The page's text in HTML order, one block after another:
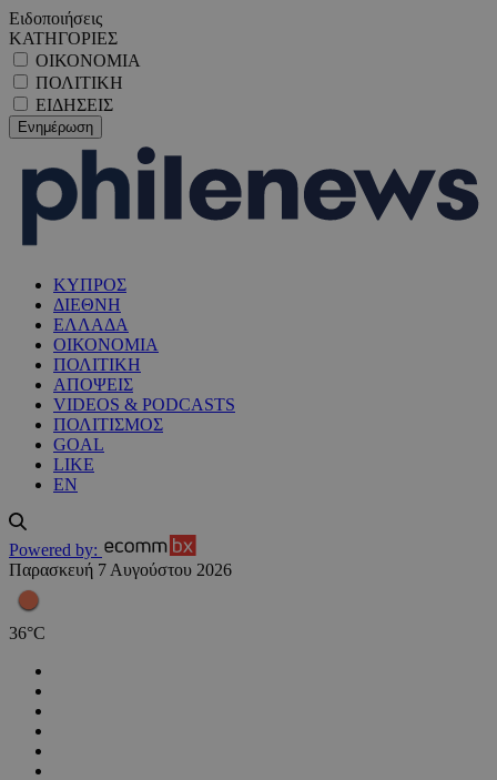
Ειδοποιήσεις
ΚΑΤΗΓΟΡΙΕΣ
ΟΙΚΟΝΟΜΙΑ
ΠΟΛΙΤΙΚΗ
ΕΙΔΗΣΕΙΣ
ΚΥΠΡΟΣ
ΔΙΕΘΝΗ
ΕΛΛΑΔΑ
ΟΙΚΟΝΟΜΙΑ
ΠΟΛΙΤΙΚΗ
ΑΠΟΨΕΙΣ
VIDEOS & PODCASTS
ΠΟΛΙΤΙΣΜΟΣ
GOAL
LIKE
EN
Powered by:
Παρασκευή 7 Αυγούστου 2026
36°C